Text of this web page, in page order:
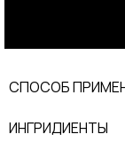
СПОСОБ
ИНГРИДИЕНТЫ